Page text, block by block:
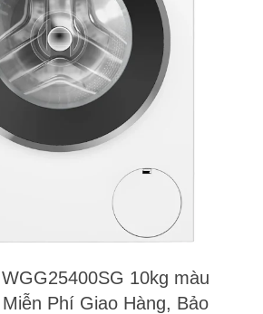
10kg màu
Phí Giao Hàng, Bảo